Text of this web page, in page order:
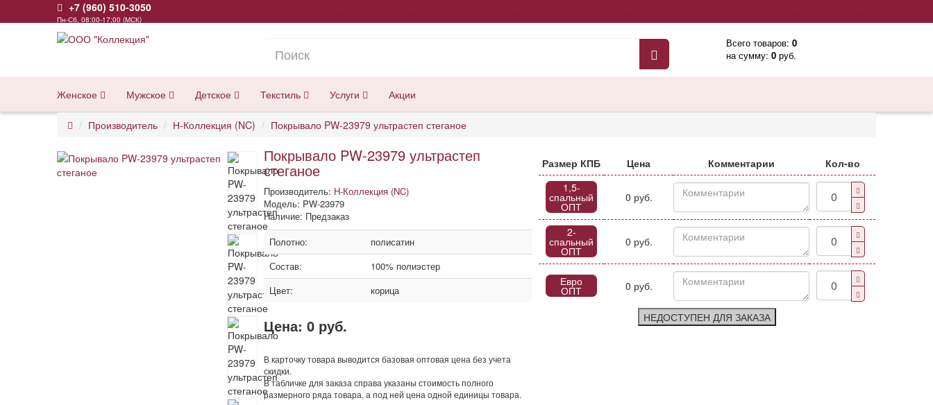
+7 (960) 510-3050
Пн-Сб, 08:00-17:00 (МСК)
Всего товаров: 0
на сумму:0 руб.
Женское Мужское Детское Текстиль Услуги Акции
Производитель Н-Коллекция (NC) Покрывало PW-23979 ультрастеп стеганое
Покрывало PW-23979 ультрастеп
стеганое
Производитель: Н-Коллекция (NC)
Модель: PW-23979
Наличие: Предзаказ
Полотно:
полисатин
Состав:
100% полиэстер
Цвет:
корица
Цена: 0 руб.
В карточку товара выводится базовая оптовая цена без учета
скидки.
В табличке для заказа справа указаны стоимость полного
размерного ряда товара, а под ней цена одной единицы товара.
Размер КПБ Цена Комментарии
Кол-во
1,5-
спальный
ОПТ
0 руб.
2-
спальный
ОПТ
0 руб.
Евро
ОПТ 0 руб.
НЕДОСТУПЕН ДЛЯ ЗАКАЗА